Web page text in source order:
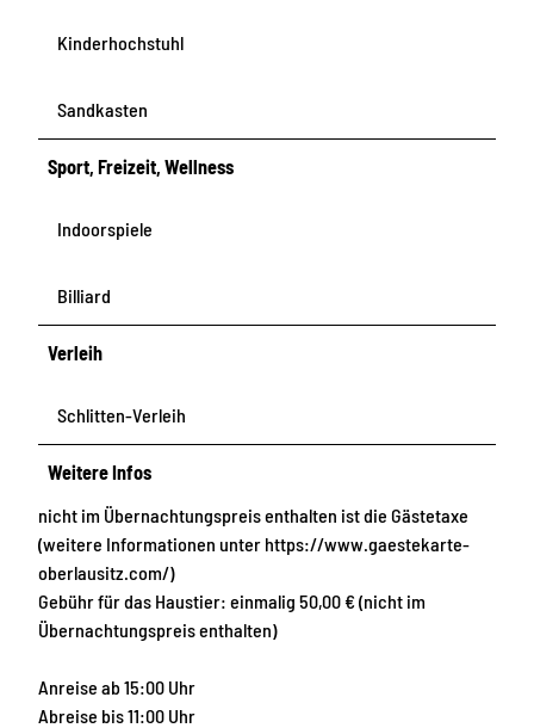
Kinderhochstuhl
Sandkasten
Sport, Freizeit, Wellness
Indoorspiele
Billiard
Verleih
Schlitten-Verleih
Weitere Infos
nicht im Übernachtungspreis enthalten ist die Gästetaxe
(weitere Informationen unter https://www.gaestekarte-
oberlausitz.com/)
Gebühr für das Haustier: einmalig 50,00 € (nicht im
Übernachtungspreis enthalten)
Anreise ab 15:00 Uhr
Abreise bis 11:00 Uhr